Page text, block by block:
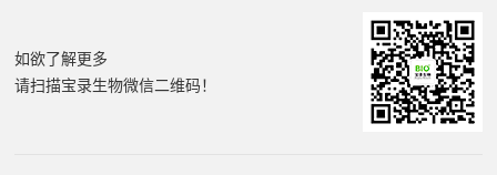
如欲了解更多
请扫描宝录生物微信二维码！